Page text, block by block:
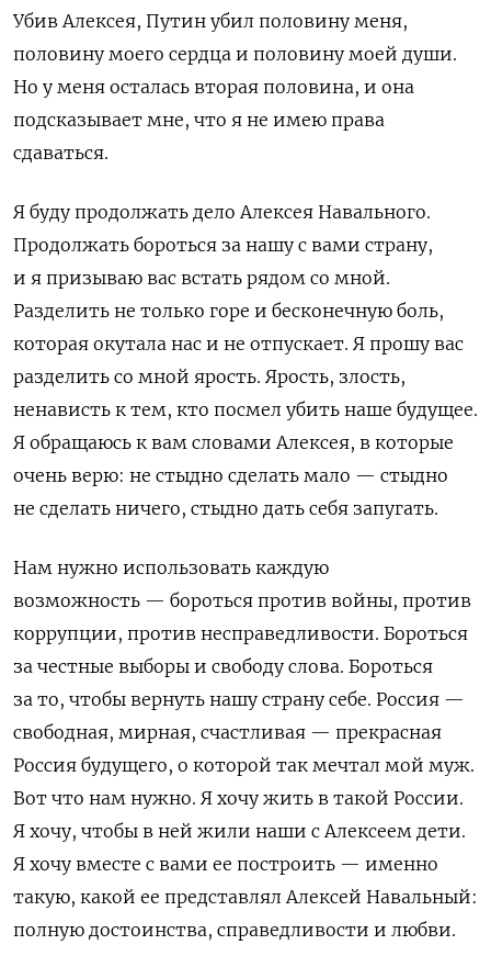
Убив Алексея, Путин убил половину меня,
половину моего сердца и половину моей души.
Но у меня осталась вторая половина, и она
подсказывает мне, что я не имею права
сдаваться.
Я буду продолжать дело Алексея Навального.
Продолжать бороться за нашу с вами страну,
и я призываю вас встать рядом со мной.
Разделить не только горе и бесконечную боль,
которая окутала нас и не отпускает. Я прошу вас
разделить со мной ярость. Ярость, злость,
ненависть к тем, кто посмел убить наше будущее.
Я обращаюсь к вам словами Алексея, в которые
очень верю: не стыдно сделать мало — стыдно
не сделать ничего, стыдно дать себя запугать.
Нам нужно использовать каждую
возможность — бороться против войны, против
коррупции, против несправедливости. Бороться
за честные выборы и свободу слова. Бороться
за то, чтобы вернуть нашу страну себе. Россия —
свободная, мирная, счастливая — прекрасная
Россия будущего, о которой так мечтал мой муж.
Вот что нам нужно. Я хочу жить в такой России.
Я хочу, чтобы в ней жили наши с Алексеем дети.
Я хочу вместе с вами ее построить — именно
такую, какой ее представлял Алексей Навальный:
полную достоинства, справедливости и любви.